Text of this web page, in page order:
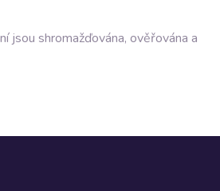
jsou shromažďována, ověřována a